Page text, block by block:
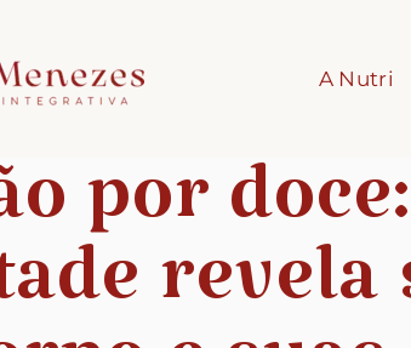
A Nutri
por
revela